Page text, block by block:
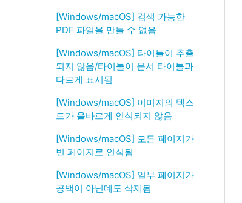
[Windows/macOS] 검색 가능한
PDF 파일을 만들 수 없음
[Windows/macOS] 타이틀이 추출
되지 않음/타이틀이 문서 타이틀과
다르게 표시됨
[Windows/macOS] 이미지의 텍스
트가 올바르게 인식되지 않음
[Windows/macOS] 모든 페이지가
빈 페이지로 인식됨
[Windows/macOS] 일부 페이지가
공백이 아닌데도 삭제됨